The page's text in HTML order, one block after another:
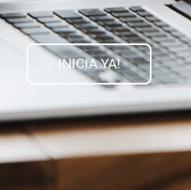
INICIA YA!